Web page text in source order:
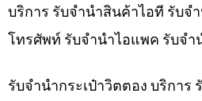
บริการ รับจำนำสินค้าไอที รับจ
โทรศัพท์ รับจำนำไอแพค รับจำ
รับจำนำกระเป๋าวิตตอง บริการ